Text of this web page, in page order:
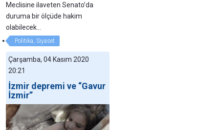
Meclisine ilaveten Senato’da
duruma bir ölçüde hakim
olabilecek…
Politika, Siyaset
Çarşamba, 04 Kasım 2020
20:21
İzmir depremi ve “Gavur
İzmir”